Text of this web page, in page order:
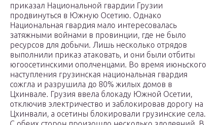
приказал Национальной гвардии Грузии
продвинуться в Южную Осетию. Однако
Национальная гвардия мало интересовалась
затяжными войнами в провинции, где не было
ресурсов для добычи. Лишь несколько отрядов
выполнили приказ атаковать, и они были отбиты
югоосетинскими ополченцами. Во время июньского
наступления грузинская национальная гвардия
сожгла и разрушила до 80% жилых домов в
Цхинвале. Грузия ввела блокаду Южной Осетии,
отключив электричество и заблокировав дорогу на
Цхинвали, а осетины блокировали грузинские села.